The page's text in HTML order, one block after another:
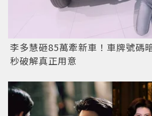
李多慧砸85萬牽新車！車牌號
秒破解真正用意